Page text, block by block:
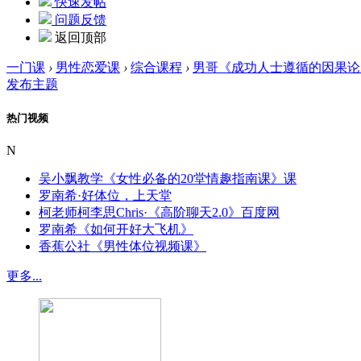
问题反馈
返回顶部
一门课 › 男性恋爱课 › 综合课程 › 男哥《成功人士遵循的因果
发布主题
热门视频
N
吴小飘教学《女性必备的20堂情趣指南课》课
罗南希·好体位，上天堂
柯老师柯李思Chris·《高阶聊天2.0》百度网
罗南希《如何开好大飞机》
香蕉公社《男性体位视频课》
更多...